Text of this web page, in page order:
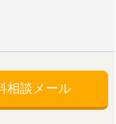
相談メール